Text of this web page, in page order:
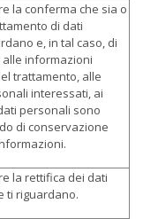
la conferma che sia o
di dati
e, in tal caso, di
alle informazioni
trattamento, alle
interessati, ai
personali sono
di conservazione
la rettifica dei dati
ti riguardano.